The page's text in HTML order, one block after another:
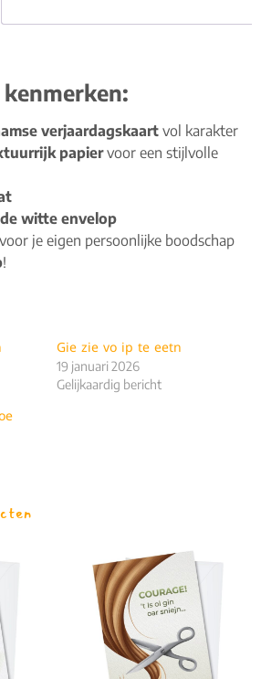
verjaardagskaart vol karakter
papiervoor een stijlvolle
witte envelop
je eigen persoonlijke boodschap
!
Gie zie vo ip te eetn
19 januari 2026
Gelijkaardig bericht